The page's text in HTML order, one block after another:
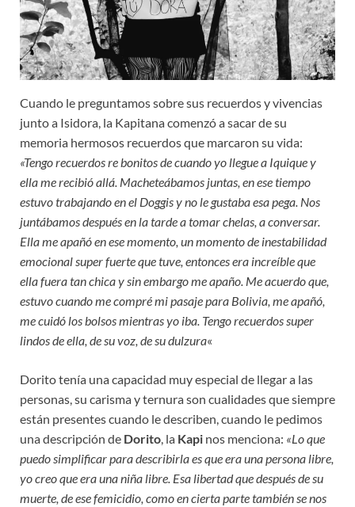
Cuando le preguntamos sobre sus recuerdos y vivencias
junto a Isidora, la Kapitana comenzó a sacar de su
memoria hermosos recuerdos que marcaron su vida:
«Tengo recuerdos re bonitos de cuando yo llegue a Iquique y
ella me recibió allá. Macheteábamos juntas, en ese tiempo
estuvo trabajando en el Doggis y no le gustaba esa pega. Nos
juntábamos después en la tarde a tomar chelas, a conversar.
Ella me apañó en ese momento, un momento de inestabilidad
emocional super fuerte que tuve, entonces era increíble que
ella fuera tan chica y sin embargo me apaño. Me acuerdo que,
estuvo cuando me compré mi pasaje para Bolivia, me apañó,
me cuidó los bolsos mientras yo iba. Tengo recuerdos super
lindos de ella, de su voz, de su dulzura«
Dorito tenía una capacidad muy especial de llegar a las
personas, su carisma y ternura son cualidades que siempre
están presentes cuando le describen, cuando le pedimos
una descripción de Dorito, la Kapi nos menciona: «Lo que
puedo simplificar para describirla es que era una persona libre,
yo creo que era una niña libre. Esa libertad que después de su
muerte, de ese femicidio, como en cierta parte también se nos